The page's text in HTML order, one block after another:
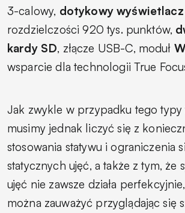
3-calowy, dotykowy wyświetlacz
rozdzielczości 920 tys. punktów,
kardy SD, złącze USB-C, moduł
wsparcie dla technologiiTrue
Jak zwykle w przypadku tego
musimy jednak liczyć się z
stosowania statywu i ograniczenia
statycznych ujęć, a także z tym, że
ujęć nie zawsze działa
można zauważyć przyglądając się